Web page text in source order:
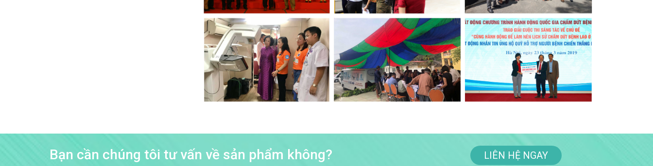
Bạn cần chúng tôi tư vấn về sản phẩm không? LIÊN HỆ NGAY